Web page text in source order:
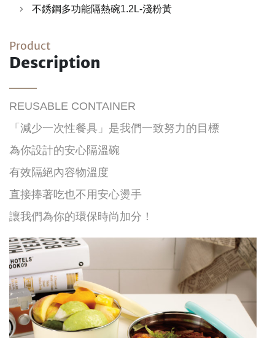
不銹鋼多功能隔熱碗1.2L-淺粉黃
Product
Description
REUSABLE CONTAINER
「減少一次性餐具」是我們一致努力的目標
為你設計的安心隔溫碗
有效隔絕內容物溫度
直接捧著吃也不用安心燙手
讓我們為你的環保時尚加分！